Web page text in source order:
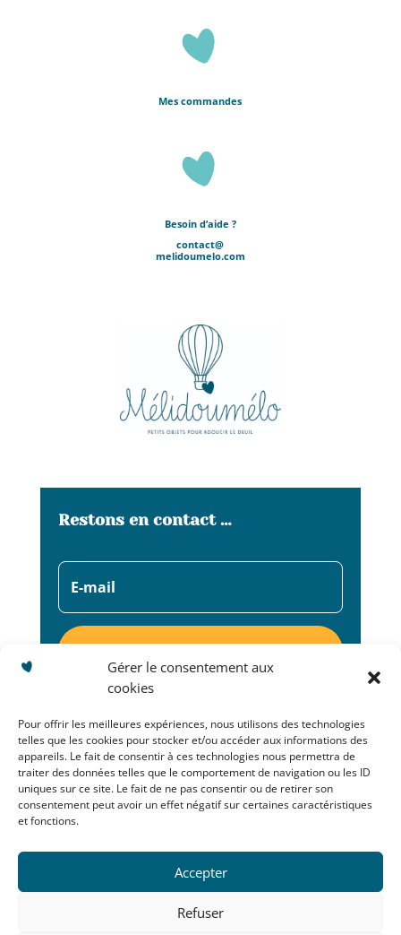
Gérer le consentement aux
cookies
Pour offrir les meilleures expériences, nous utilisons des technologies
telles que les cookies pour stocker et/ou accéder aux informations des
appareils. Le fait de consentir à ces technologies nous permettra de
traiter des données telles que le comportement de navigation ou les ID
uniques sur ce site. Le fait de ne pas consentir ou de retirer son
consentement peut avoir un effet négatif sur certaines caractéristiques
et fonctions.
Accepter
Refuser
Mes commandes
Besoin d’aide ?
contact@
melidoumelo.com
Restons en contact …
Copyright © Mélidoumelo 2022. Tous droits réservés.
d’Utilisation
Politique de protection des données